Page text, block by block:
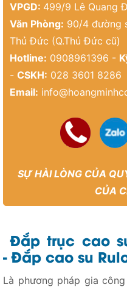
VPGD: 499/9 Lê Quang
Văn Phòng: 90/4 đường
Thủ Đức (Q.Thủ Đức cũ)
Hotline: 0908961396 -
- CSKH: 028 3601 8286
Email:
SỰ HÀI LÒNG CỦA
CỦA
Đắp trục cao
- Đắp cao su
Là phương pháp gia công